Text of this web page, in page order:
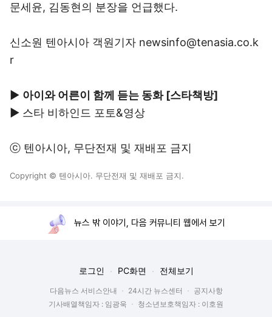
문세윤, 김동현의 분장을 언급했다.
신소원 텐아시아 객원기자 newsinfo@tenasia.co.k
r
▶ 아이와 어른이 함께 듣는 동화 [스타책방]
▶ 스타 비하인드 포토&영상
ⓒ 텐아시아, 무단전재 및 재배포 금지
Copyright © 텐아시아. 무단전재 및 재배포 금지.
뉴스 밖 이야기, 다음 커뮤니티 웹에서 보기
로그인 PC화면 전체보기
다음뉴스 서비스안내 24시간 뉴스센터
공지사항
기사배열책임자 : 임광욱
청소년보호책임자 : 이호원